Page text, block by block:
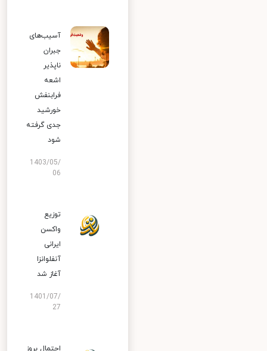
آسیب‌های
جبران
ناپذیر
اشعه
فرابنفش
خورشید
جدی گرفته
شود
1403/05/
06
توزیع
واکسن
ایرانی
آنفلوانزا
آغاز شد
1401/07/
27
احتمال بروز